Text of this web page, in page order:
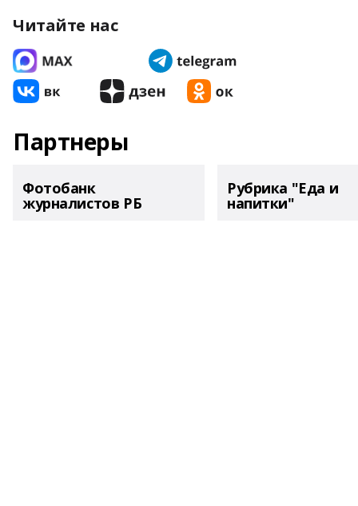
Читайте нас
Партнеры
Фотобанк
журналистов РБ
Рубрика "Еда и
напитки"